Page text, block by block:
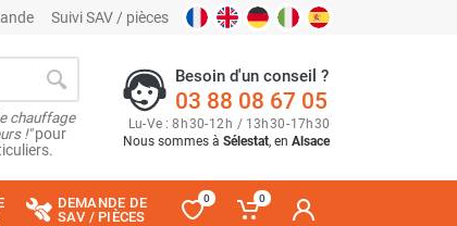
Suivi SAV / pièces
chauffage
!"pour
Besoin d'un conseil ?
03 88 08 67 05
Lu-Ve : 8h30-12h / 13h30-17h30
Nous sommes à Sélestat, en Alsace
DEMANDE DE
SAV / PIÈCES
0 0